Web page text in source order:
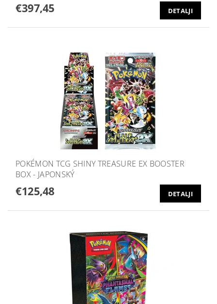
€397,45 DETALJI
POKÉMON TCG SHINY TREASURE EX BOOSTER
BOX - JAPONSKÝ
€125,48 DETALJI